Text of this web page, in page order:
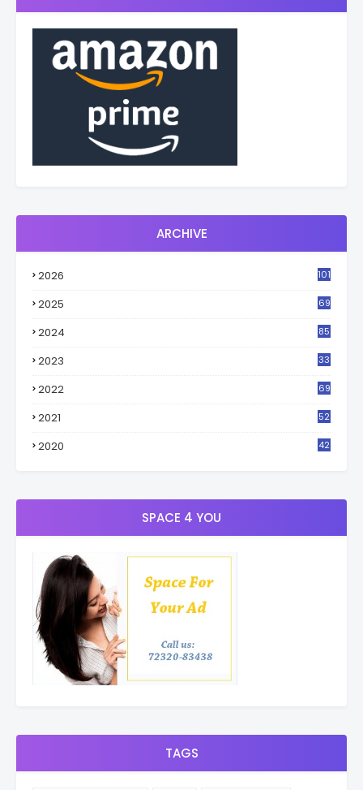
ARCHIVE
2026 101
2025 69
2024 85
2023
33
2022 69
2021
52
2020
42
SPACE 4 YOU
TAGS